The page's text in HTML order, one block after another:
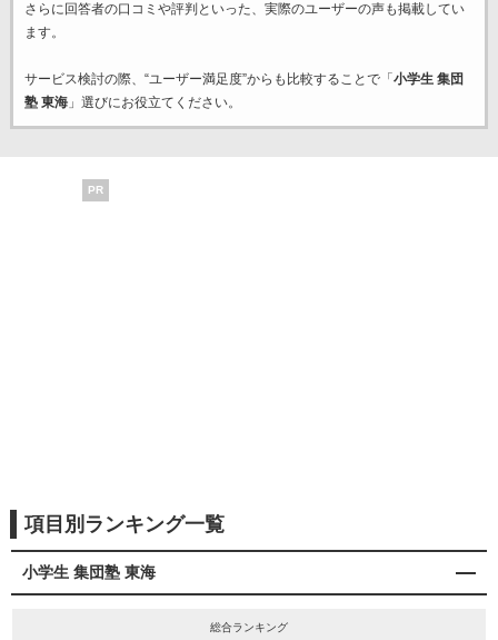
さらに回答者の口コミや評判といった、実際のユーザーの声も掲載してい
ます。
サービス検討の際、“ユーザー満足度”からも比較することで「 小学生 集団
塾 東海」選びにお役立てください。
PR
項目別ランキング一覧
小学生 集団塾 東海
総合ランキング